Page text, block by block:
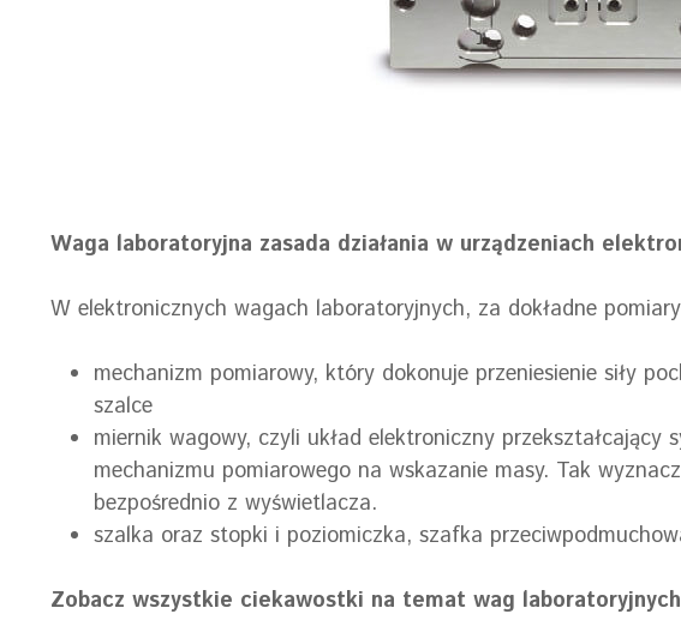
Waga laboratoryjna zasada działania w urządzeniach
W elektronicznych wagach laboratoryjnych, za dokładne
mechanizm pomiarowy, który dokonuje przeniesienie siły
szalce
miernik wagowy, czyli układ elektroniczny przekształcający
mechanizmu pomiarowego na wskazanie masy. Tak
bezpośrednio z wyświetlacza.
szalka oraz stopki i poziomiczka, szafka
Zobacz wszystkie ciekawostki na temat wag